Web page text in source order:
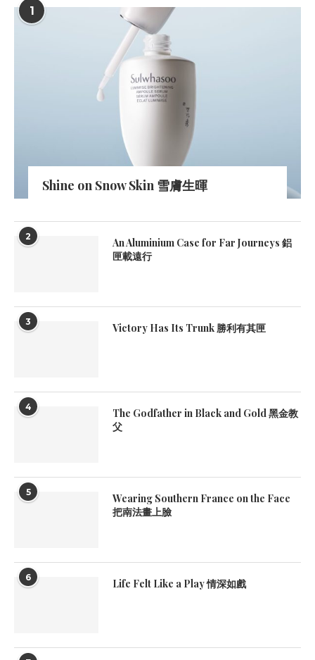
1
Shine on Snow Skin 雪膚生暉
2
An Aluminium Case for Far Journeys 鋁
匣載遠行
3 Victory Has Its Trunk 勝利有其匣
4
The Godfather in Black and Gold 黑金教
父
5
Wearing Southern France on the Face
把南法畫上臉
6 Life Felt Like a Play 情深如戲